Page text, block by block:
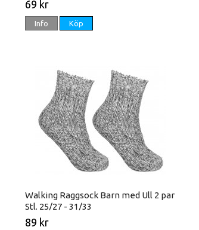
69 kr
Info Köp
Walking Raggsock Barn med Ull 2 par
Stl. 25/27 - 31/33
89 kr